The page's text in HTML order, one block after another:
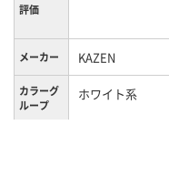
評価
メーカー KAZEN
カラーグ
ループ
ホワイト系